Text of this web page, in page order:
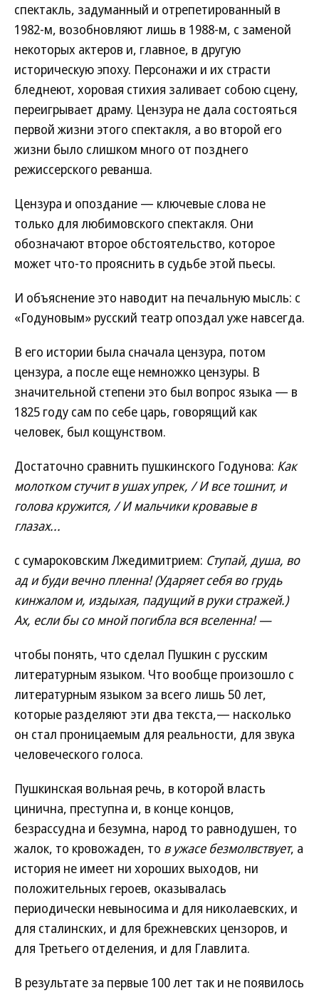
спектакль, задуманный и отрепетированный в
1982-м, возобновляют лишь в 1988-м, с заменой
некоторых актеров и, главное, в другую
историческую эпоху. Персонажи и их страсти
бледнеют, хоровая стихия заливает собою сцену,
переигрывает драму. Цензура не дала состояться
первой жизни этого спектакля, а во второй его
жизни было слишком много от позднего
режиссерского реванша.
Цензура и опоздание — ключевые слова не
только для любимовского спектакля. Они
обозначают второе обстоятельство, которое
может что-то прояснить в судьбе этой пьесы.
И объяснение это наводит на печальную мысль: с
«Годуновым» русский театр опоздал уже навсегда.
В его истории была сначала цензура, потом
цензура, а после еще немножко цензуры. В
значительной степени это был вопрос языка — в
1825 году сам по себе царь, говорящий как
человек, был кощунством.
Достаточно сравнить пушкинского Годунова: Как
молотком стучит в ушах упрек, / И всe тошнит, и
голова кружится, / И мальчики кровавые в
глазах...
с сумароковским Лжедимитрием: Ступай, душа, во
ад и буди вечно пленна! (Ударяет себя во грудь
кинжалом и, издыхая, падущий в руки стражей.)
Ах, если бы со мной погибла вся вселенна! —
чтобы понять, что сделал Пушкин с русским
литературным языком. Что вообще произошло с
литературным языком за всего лишь 50 лет,
которые разделяют эти два текста,— насколько
он стал проницаемым для реальности, для звука
человеческого голоса.
Пушкинская вольная речь, в которой власть
цинична, преступна и, в конце концов,
безрассудна и безумна, народ то равнодушен, то
жалок, то кровожаден, то в ужасе безмолвствует, а
история не имеет ни хороших выходов, ни
положительных героев, оказывалась
периодически невыносима и для николаевских, и
для сталинских, и для брежневских цензоров, и
для Третьего отделения, и для Главлита.
В результате за первые 100 лет так и не появилось